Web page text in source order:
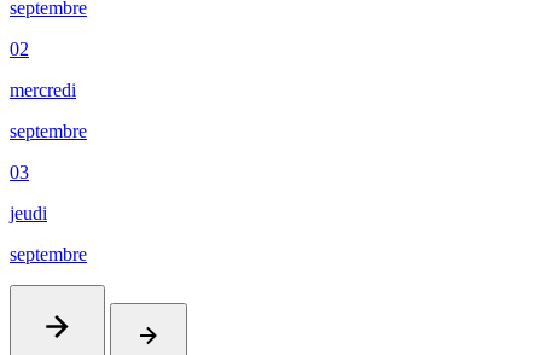
septembre
02
mercredi
septembre
03
jeudi
septembre